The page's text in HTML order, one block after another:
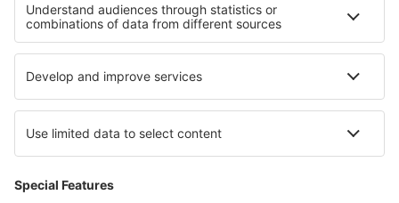
Hoteluri in Franconian Switzerland Hoteluri in Sofia
Hoteluri în Southern Hungarian Plains
Hoteluri în Punta del Este